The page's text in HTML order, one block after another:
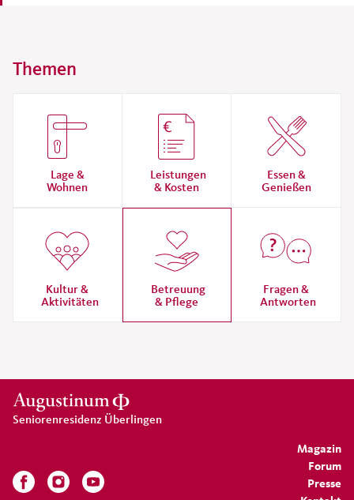
Themen
Lage &
Wohnen
Leistungen
& Kosten
Essen &
Genießen
Kultur &
Aktivitäten
Betreuung
& Pflege
Fragen &
Antworten
Magazin
Forum
Presse
Seniorenresidenz Überlingen